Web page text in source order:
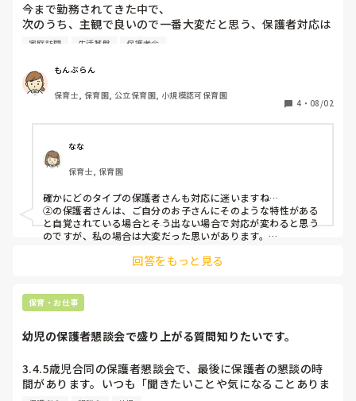
今まで勤務されてきた中で、
次のうち、主観で良いので一番大変だと思う、保護者対応は
どれだと思いますか？
その理由、体験された方も教えて下さい。
①外国籍の保護者
②発達に特性のある子どもの保護者
④要支援家庭の保護者
家庭訪問 生活基盤 保護者会
もんぶらん
保育士, 保育園, 公立保育園, 小規模認可保育園
4 ・ 08/02
なな
保育士, 保育園
確かにどのタイプの保護者さんも対応に迷いますね…
②の保護者さんは、ご自分のお子さんにそのような特性がある
と自覚されている場合とそう出ない場合で対応が変わると思う
のですが、私の場合は大変だった思いがあります。
で、その方に合わせた対応…難しいですよね。
回答をもっと見る
保育・お仕事
幼児の保護者懇談会で盛り上がる質問知りたいです。
3.4.5歳児合同の保護者懇談会で、最後に保護者の懇談の時
間があります。いつも「聞きたいことや気になることありま